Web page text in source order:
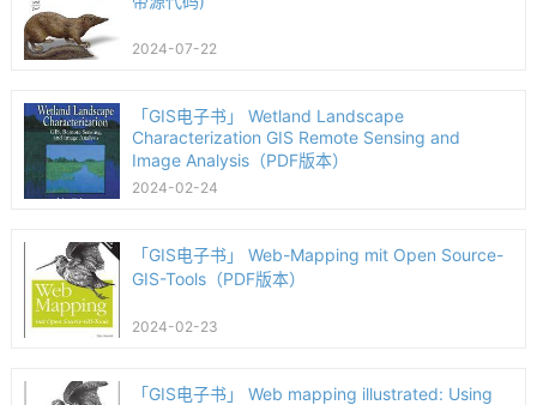
2024-07-22
「GIS电子书」 Wetland Landscape
Characterization GIS Remote Sensing and
Image Analysis（PDF版本）
2024-02-24
「GIS电子书」 Web-Mapping mit Open Source-
GIS-Tools（PDF版本）
2024-02-23
「GIS电子书」 Web mapping illustrated: Using